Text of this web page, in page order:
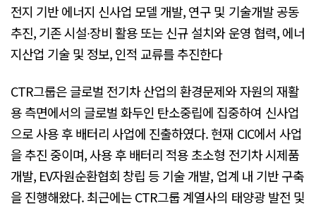
전지 기반 에너지 신사업 모델 개발, 연구 및 기술개발 공동
추진, 기존 시설∙장비 활용 또는 신규 설치와 운영 협력, 에너
지산업 기술 및 정보, 인적 교류를 추진한다
CTR그룹은 글로벌 전기차 산업의 환경문제와 자원의 재활
용 측면에서의 글로벌 화두인 탄소중립에 집중하여 신사업
으로 사용 후 배터리 사업에 진출하였다. 현재 CIC에서 사업
을 추진 중이며, 사용 후 배터리 적용 초소형 전기차 시제품
개발, EV자원순환협회 창립 등 기술 개발, 업계 내 기반 구축
을 진행해왔다. 최근에는 CTR그룹 계열사의 태양광 발전 및